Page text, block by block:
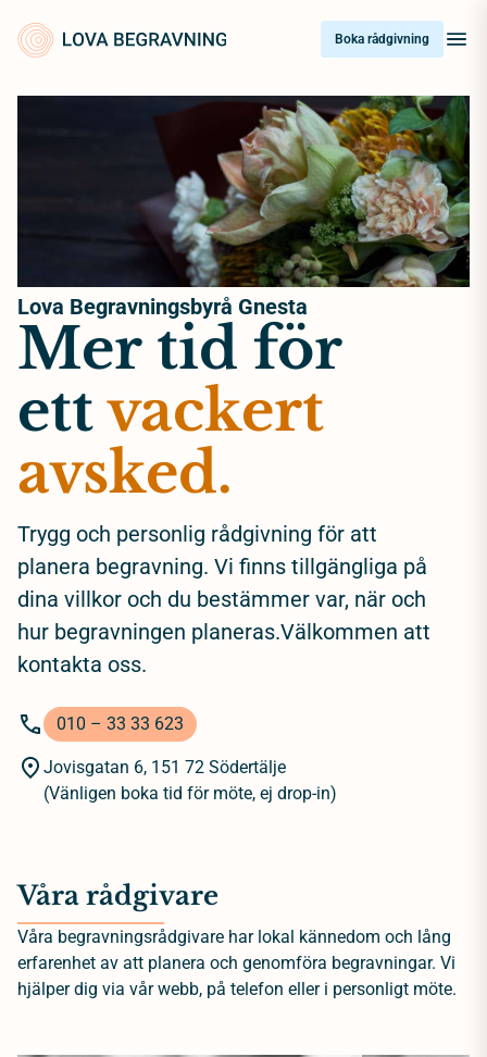
content
Boka rådgivning
Lova Begravningsbyrå Gnesta
Mer tid för
ettvackert
avsked.
Trygg och personlig rådgivning för att
planera begravning. Vi finns tillgängliga på
dina villkor och du bestämmer var, när och
hur begravningen planeras.Välkommen att
kontakta oss.
010 – 33 33 623
Jovisgatan 6, 151 72 Södertälje
(Vänligen boka tid för möte, ej drop-in)
Våra rådgivare
Våra begravningsrådgivare har lokal kännedom och lång
erfarenhet av att planera och genomföra begravningar. Vi
hjälper dig via vår webb, på telefon eller i personligt möte.